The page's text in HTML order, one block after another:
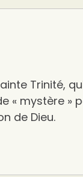
Trinité,
« mystère »
de Dieu.